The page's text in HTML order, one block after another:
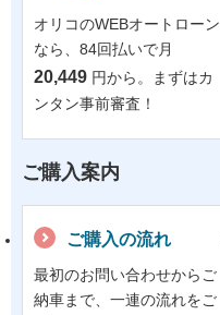
オリコのWEBオートローン
なら、84回払いで月
20,449 円から。まずはカ
ンタン事前審査！
ご購入案内
ご購入の流れ
最初のお問い合わせからご
納車まで、一連の流れをご